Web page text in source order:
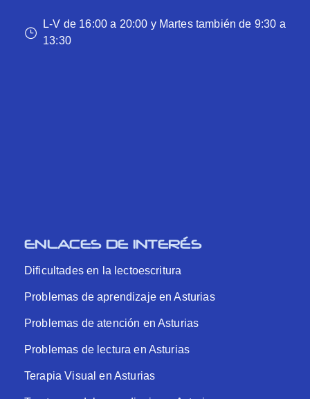
L-V de 16:00 a 20:00 y Martes también de 9:30 a
13:30
ENLACES DE INTERÉS
Dificultades en la lectoescritura
Problemas de aprendizaje en Asturias
Problemas de atención en Asturias
Problemas de lectura en Asturias
Terapia Visual en Asturias